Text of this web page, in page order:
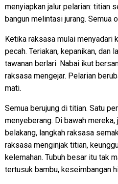
menyiapkan jalur pelarian: titian
bangun melintasi jurang. Semua
Ketika raksasa mulai menyadari
pecah. Teriakan, kepanikan, dan
tawanan berlari. Nabai ikut
raksasa mengejar. Pelarian
mati.
Semua berujung di titian. Satu
menyeberang. Di bawah mereka,
belakang, langkah raksasa
raksasa menginjak titian,
kelemahan. Tubuh besar itu tak
tertusuk bambu, keseimbangan